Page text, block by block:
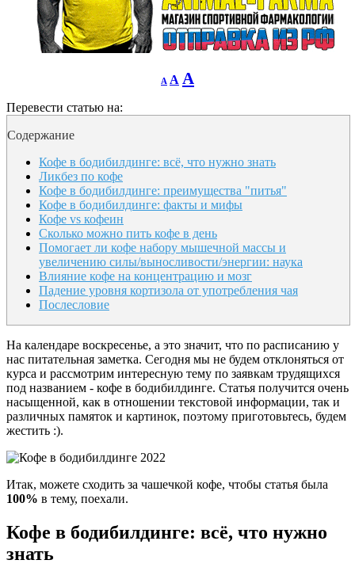
A
Decrease
font
A Reset
font
A
size.
Перевести статью на:
Содержание
Кофе в бодибилдинге: всё, что нужно знать
Ликбез по кофе
Кофе в бодибилдинге: преимущества "питья"
Кофе в бодибилдинге: факты и мифы
Кофе vs кофеин
Сколько можно пить кофе в день
Помогает ли кофе набору мышечной массы и
увеличению силы/выносливости/энергии: наука
Влияние кофе на концентрацию и мозг
Падение уровня кортизола от употребления чая
Послесловие
На календаре воскресенье, а это значит, что по расписанию у
нас питательная заметка. Сегодня мы не будем отклоняться от
курса и рассмотрим интересную тему по заявкам трудящихся
под названием - кофе в бодибилдинге. Статья получится очень
насыщенной, как в отношении текстовой информации, так и
различных памяток и картинок, поэтому приготовьтесь, будем
жестить :).
Итак, можете сходить за чашечкой кофе, чтобы статья была
100% в тему, поехали.
Кофе в бодибилдинге: всё, что нужно
знать